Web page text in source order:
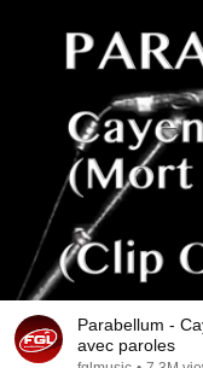
Parabellum -
avec paroles